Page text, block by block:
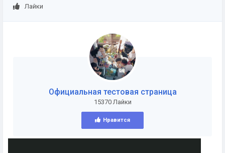
Лайки
Официальная тестовая страница
15370 Лайки
Нравится